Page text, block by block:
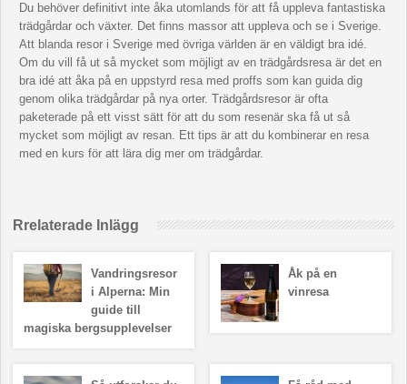
Du behöver definitivt inte åka utomlands för att få uppleva fantastiska
trädgårdar och växter. Det finns massor att uppleva och se i Sverige.
Att blanda resor i Sverige med övriga världen är en väldigt bra idé.
Om du vill få ut så mycket som möjligt av en trädgårdsresa är det en
bra idé att åka på en uppstyrd resa med proffs som kan guida dig
genom olika trädgårdar på nya orter. Trädgårdsresor är ofta
paketerade på ett visst sätt för att du som resenär ska få ut så
mycket som möjligt av resan. Ett tips är att du kombinerar en resa
med en kurs för att lära dig mer om trädgårdar.
Rrelaterade Inlägg
Vandringsresor
i Alperna: Min
guide till
magiska bergsupplevelser
Åk på en
vinresa